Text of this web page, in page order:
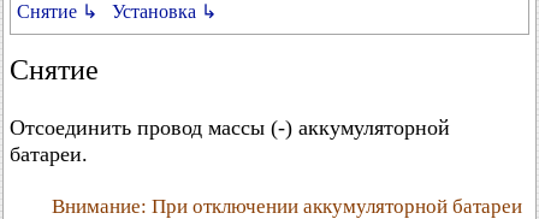
Снятие ↳
Установка ↳
Снятие
Отсоединить провод массы (-) аккумуляторной
батареи.
Внимание: При отключении аккумуляторной батареи